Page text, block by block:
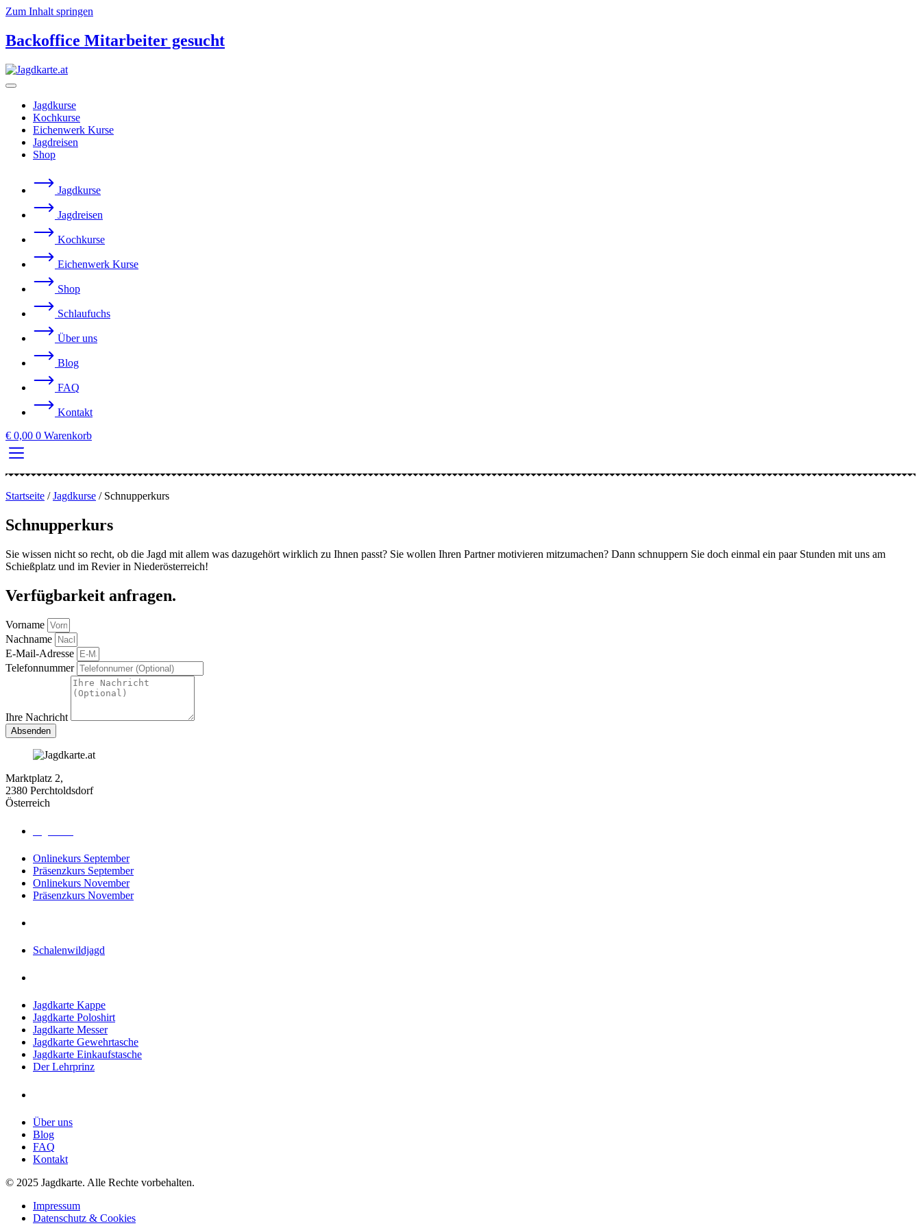
Zum Inhalt springen
Backoffice Mitarbeiter gesucht
Jagdkurse
Kochkurse
Eichenwerk Kurse
Jagdreisen
Shop
Jagdkurse
Jagdreisen
Kochkurse
Eichenwerk Kurse
Shop
Schlaufuchs
Über uns
Blog
FAQ
Kontakt
€ 0,00 0 Warenkorb
Startseite /Jagdkurse / Schnupperkurs
Schnupperkurs
Sie wissen nicht so recht, ob die Jagd mit allem was dazugehört wirklich zu Ihnen passt? Sie wollen Ihren Partner motivieren mitzumachen? Dann schnuppern Sie doch einmal ein paar Stunden mit uns am
Schießplatz und im Revier in Niederösterreich!
Verfügbarkeit anfragen.
Vorname
Nachname
E-Mail-Adresse
Telefonnummer
Ihre Nachricht
Absenden
Marktplatz 2,
2380 Perchtoldsdorf
Österreich
Onlinekurs September
Präsenzkurs September
Onlinekurs November
Präsenzkurs November
Schalenwildjagd
Jagdkarte Kappe
Jagdkarte Poloshirt
Jagdkarte Messer
Jagdkarte Gewehrtasche
Jagdkarte Einkaufstasche
Der Lehrprinz
Über uns
Blog
FAQ
Kontakt
© 2025 Jagdkarte. Alle Rechte vorbehalten.
Impressum
Datenschutz & Cookies